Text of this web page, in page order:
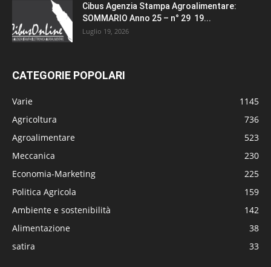
Cibus Agenzia Stampa Agroalimentare:
SOMMARIO Anno 25 – n° 29 19...
Luglio 19, 2026
CATEGORIE POPOLARI
Varie
1145
Agricoltura
736
Agroalimentare
523
Meccanica
230
Economia-Marketing
225
Politica Agricola
159
Ambiente e sostenibilità
142
Alimentazione
38
satira
33